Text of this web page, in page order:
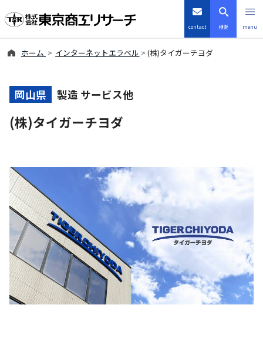
contact 検索 menu
TSRデータインサイト
TSR-PLUS
会社案内
商品・サービス
導入事例
採用情報
よくあるご質問
ホーム インターネットエラベル (株)タイガーチヨダ
岡山県 製造 サービス他
(株)タイガーチヨダ